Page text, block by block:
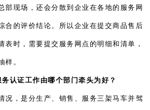
部现场，还会分散到企业在各地的服务网
合的评价结论。所以企业在提交商品售后
表时，需要提交服务网点的明细和清单，
样。
认证工作由哪个部门牵头为好？
况，是分生产、销售、服务三架马车并驾